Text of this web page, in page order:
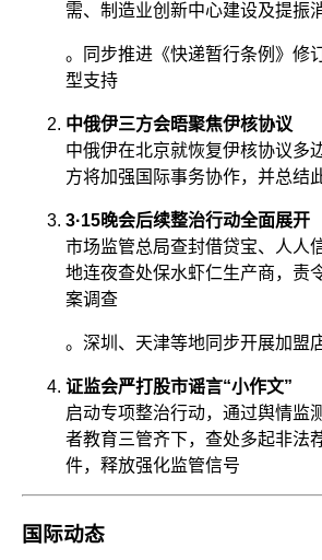
需、制造业创新中心建设及提振
。同步推进《快递暂行条例》修
型支持
中俄伊三方会晤聚焦伊核协议
中俄伊在北京就恢复伊核协议多
方将加强国际事务协作，并总结
3·15晚会后续整治行动全面展开
市场监管总局查封借贷宝、人人
地连夜查处保水虾仁生产商，责
案调查
。深圳、天津等地同步开展加盟
证监会严打股市谣言“小作文”​
启动专项整治行动，通过舆情监
者教育三管齐下，查处多起非法
件，释放强化监管信号
国际动态